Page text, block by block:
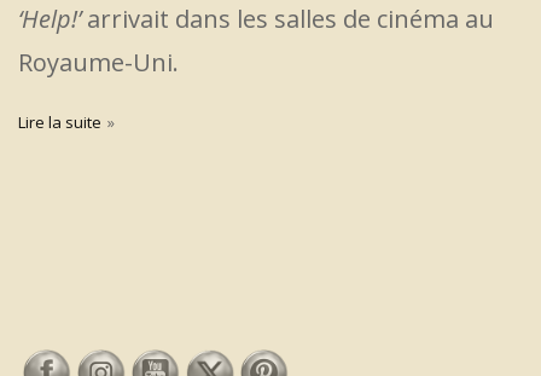
‘Help!’arrivait dans les salles de cinéma au
Royaume-Uni.
Lire la suite